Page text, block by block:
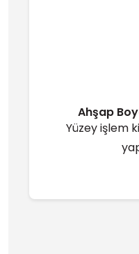
Ahşap
Yüzey işlem